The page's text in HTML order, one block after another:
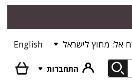
אל: מחוץ לישראל English
התחברות